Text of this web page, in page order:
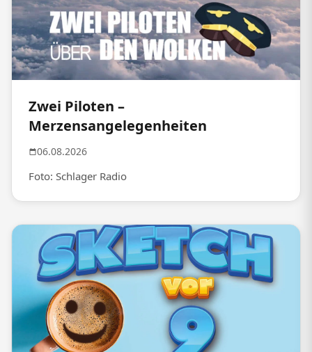
Zwei Piloten –
Merzensangelegenheiten
06.08.2026
Foto: Schlager Radio